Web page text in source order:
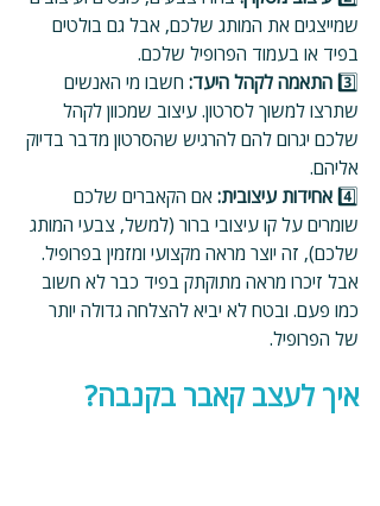
שמייצגים את המותג שלכם, אבל גם בולטים
בפיד או בעמוד הפרופיל שלכם.
3️⃣ התאמה לקהל היעד: חשבו מי האנשים
שתרצו למשוך לסרטון. עיצוב שמכוון לקהל
שלכם יגרום להם להרגיש שהסרטון מדבר בדיוק
אליהם.
4️⃣ אחידות עיצובית: אם הקאברים שלכם
שומרים על קו עיצובי ברור (למשל, צבעי המותג
שלכם), זה יוצר מראה מקצועי ומזמין בפרופיל.
אבל זיכרו מראה מתוקתק בפיד כבר לא חשוב
כמו פעם. ובטח לא יביא להצלחה גדולה יותר
של הפרופיל.
איך לעצב קאבר בקנבה?